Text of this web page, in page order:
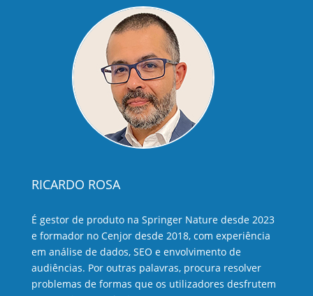
RICARDO ROSA
É gestor de produto na Springer Nature desde 2023
e formador no Cenjor desde 2018, com experiência
em análise de dados, SEO e envolvimento de
audiências. Por outras palavras, procura resolver
problemas de formas que os utilizadores desfrutem